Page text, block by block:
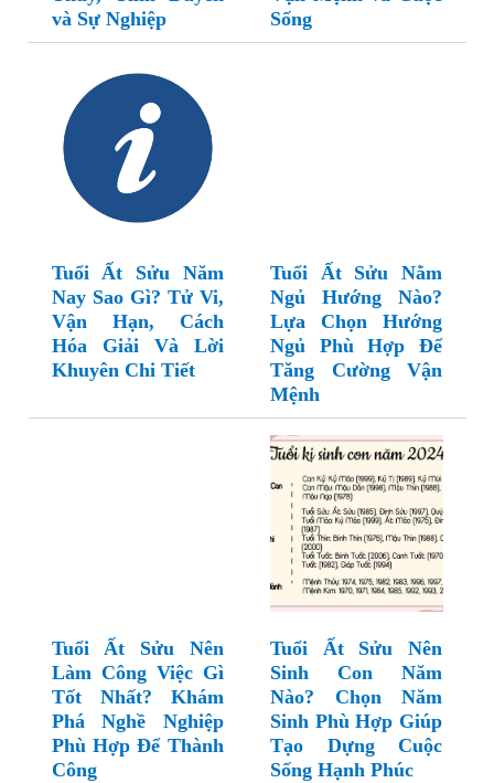
và Sự Nghiệp
Sống
Tuổi Ất Sửu Năm
Nay Sao Gì? Tử Vi,
Vận Hạn, Cách
Hóa Giải Và Lời
Khuyên Chi Tiết
Tuổi Ất Sửu Nằm
Ngủ Hướng Nào?
Lựa Chọn Hướng
Ngủ Phù Hợp Để
Tăng Cường Vận
Mệnh
Tuổi Ất Sửu Nên
Làm Công Việc Gì
Tốt Nhất? Khám
Phá Nghề Nghiệp
Phù Hợp Để Thành
Công
Tuổi Ất Sửu Nên
Sinh Con Năm
Nào? Chọn Năm
Sinh Phù Hợp Giúp
Tạo Dựng Cuộc
Sống Hạnh Phúc